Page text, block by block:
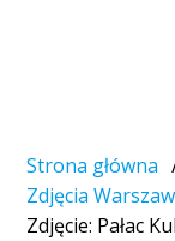
Strona główna
Zdjęcia
Zdjęcie: Pałac